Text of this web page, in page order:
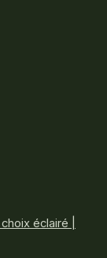
éclairé |